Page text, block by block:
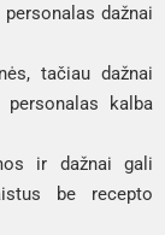
dažnai
tačiau dažnai
kalba
ir dažnai gali
be recepto